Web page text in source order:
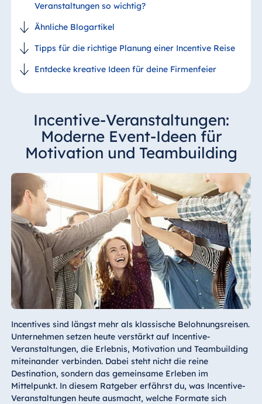
Veranstaltungen so wichtig?
Ähnliche Blogartikel
Tipps für die richtige Planung einer Incentive Reise
Entdecke kreative Ideen für deine Firmenfeier
Incentive-Veranstaltungen:
Moderne Event-Ideen für
Motivation und Teambuilding
Incentives sind längst mehr als klassische Belohnungsreisen.
Unternehmen setzen heute verstärkt auf Incentive-
Veranstaltungen, die Erlebnis, Motivation und Teambuilding
miteinander verbinden. Dabei steht nicht die reine
Destination, sondern das gemeinsame Erleben im
Mittelpunkt. In diesem Ratgeber erfährst du, was Incentive-
Veranstaltungen heute ausmacht, welche Formate sich